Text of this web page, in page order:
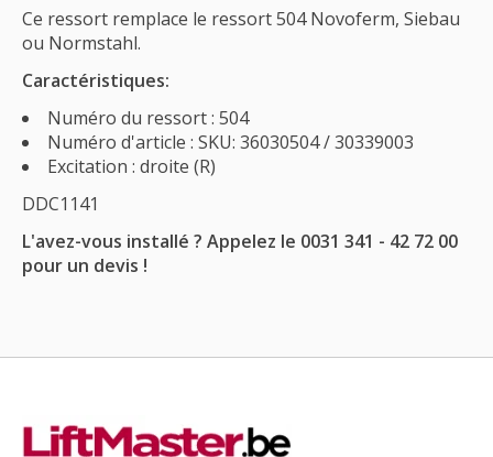
Ce ressort remplace le ressort 504 Novoferm, Siebau
ou Normstahl.
Caractéristiques:
Numéro du ressort : 504
Numéro d'article : SKU: 36030504 / 30339003
Excitation : droite (R)
DDC1141
L'avez-vous installé ? Appelez le 0031 341 - 42 72 00
pour un devis !